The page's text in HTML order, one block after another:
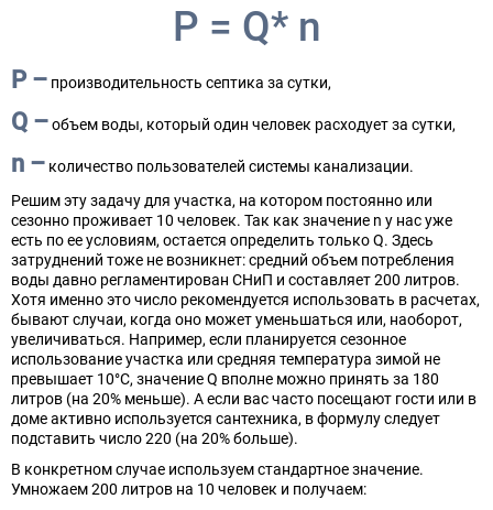
P = Q* n
P – производительность септика за сутки,
Q –объем воды, который один человек расходует за сутки,
n – количество пользователей системы канализации.
Решим эту задачу для участка, на котором постоянно или
сезонно проживает 10 человек. Так как значение n у нас уже
есть по ее условиям, остается определить только Q. Здесь
затруднений тоже не возникнет: средний объем потребления
воды давно регламентирован СНиП и составляет 200 литров.
Хотя именно это число рекомендуется использовать в расчетах,
бывают случаи, когда оно может уменьшаться или, наоборот,
увеличиваться. Например, если планируется сезонное
использование участка или средняя температура зимой не
превышает 10°C, значение Q вполне можно принять за 180
литров (на 20% меньше). А если вас часто посещают гости или в
доме активно используется сантехника, в формулу следует
подставить число 220 (на 20% больше).
В конкретном случае используем стандартное значение.
Умножаем 200 литров на 10 человек и получаем: